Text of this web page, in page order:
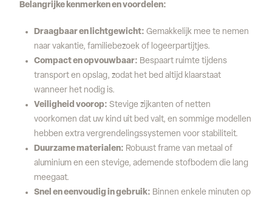
Belangrijke kenmerken en voordelen:
Draagbaar en lichtgewicht: Gemakkelijk mee te nemen
naar vakantie, familiebezoek of logeerpartijtjes.
Compact en opvouwbaar: Bespaart ruimte tijdens
transport en opslag, zodat het bed altijd klaarstaat
wanneer het nodig is.
Veiligheid voorop: Stevige zijkanten of netten
voorkomen dat uw kind uit bed valt, en sommige modellen
hebben extra vergrendelingssystemen voor stabiliteit.
Duurzame materialen: Robuust frame van metaal of
aluminium en een stevige, ademende stofbodem die lang
meegaat.
Snel en eenvoudig in gebruik: Binnen enkele minuten op